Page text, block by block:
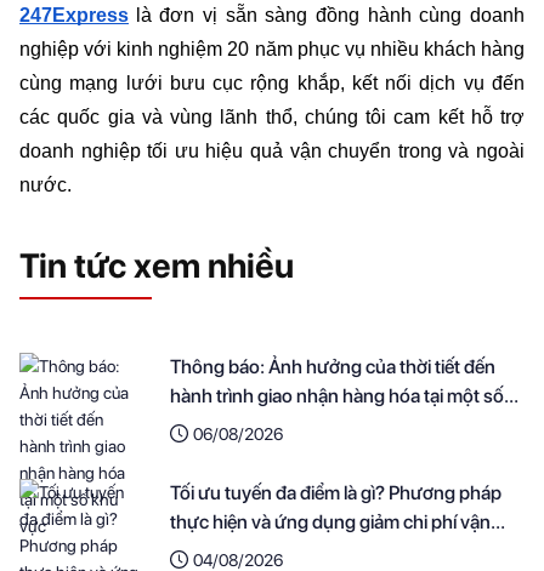
247Express là đơn vị sẵn sàng đồng hành cùng doanh
nghiệp với kinh nghiệm 20 năm phục vụ nhiều khách hàng
cùng mạng lưới bưu cục rộng khắp, kết nối dịch vụ đến
các quốc gia và vùng lãnh thổ, chúng tôi cam kết hỗ trợ
doanh nghiệp tối ưu hiệu quả vận chuyển trong và ngoài
nước.
Tin tức xem nhiều
Thông báo: Ảnh hưởng của thời tiết đến
hành trình giao nhận hàng hóa tại một số
khu vực
06/08/2026
Tối ưu tuyến đa điểm là gì? Phương pháp
thực hiện và ứng dụng giảm chi phí vận
chuyển cho doanh nghiệp
04/08/2026